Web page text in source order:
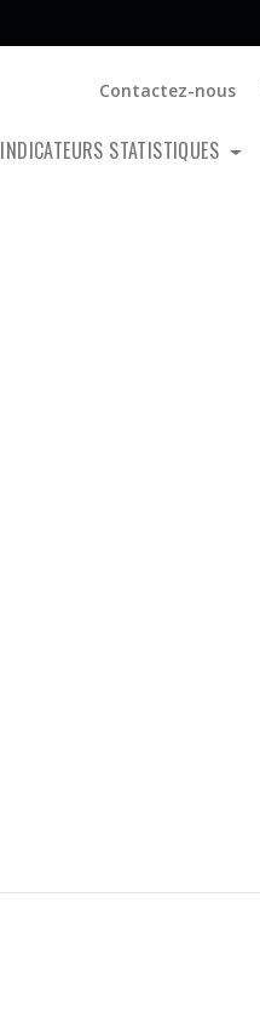
Contactez-nous
INDICATEURS STATISTIQUES